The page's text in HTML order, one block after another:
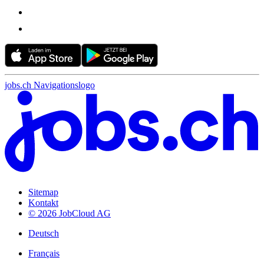
jobs.ch Navigationslogo
Sitemap
Kontakt
© 2026 JobCloud AG
Deutsch
Français